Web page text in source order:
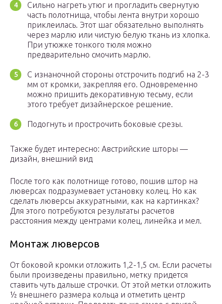
Сильно нагреть утюг и прогладить свернутую
часть полотнища, чтобы лента внутри хорошо
приклеилась. Этот шаг обязательно выполнять
через марлю или чистую белую ткань из хлопка.
При утюжке тонкого тюля можно
предварительно смочить марлю.
С изнаночной стороны отстрочить подгиб на 2-3
мм от кромки, закрепляя его. Одновременно
можно пришить декоративную тесьму, если
этого требует дизайнерское решение.
Подогнуть и прострочить боковые срезы.
Также будет интересно: Австрийские шторы —
дизайн, внешний вид
После того как полотнище готово, пошив штор на
люверсах подразумевает установку колец. Но как
сделать люверсы аккуратными, как на картинках?
Для этого потребуются результаты расчетов
расстояния между центрами колец, линейка и мел.
Монтаж люверсов
От боковой кромки отложить 1,2-1,5 см. Если расчеты
были произведены правильно, метку придется
ставить чуть дальше строчки. От этой метки отложить
½ внешнего размера кольца и отметить центр